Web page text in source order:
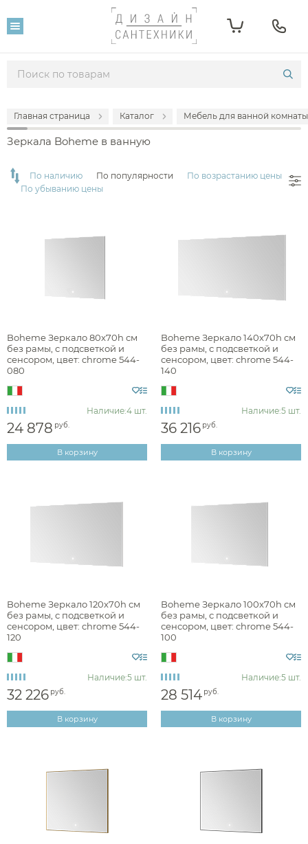
Главная страница Каталог Мебель для ванной комнаты
Зеркала Boheme в ванную
Фильтр
24 878 66 877
есть в наличии
хром
белый
Фактура
брашированная
глянцевая
арт-деко
По наличию По популярности
По возрастанию цены
По убыванию цены
Boheme Зеркало 80x70h см
без рамы, с подсветкой и
сенсором, цвет: chrome 544-
080
Наличие:4 шт.
24 878 руб.
В корзину
Boheme Зеркало 140x70h см
без рамы, с подсветкой и
сенсором, цвет: chrome 544-
140
Наличие:5 шт.
36 216 руб.
В корзину
Boheme Зеркало 120x70h см
без рамы, с подсветкой и
сенсором, цвет: chrome 544-
120
Наличие:5 шт.
32 226 руб.
В корзину
Boheme Зеркало 100x70h см
без рамы, с подсветкой и
сенсором, цвет: chrome 544-
100
Наличие:5 шт.
28 514 руб.
В корзину